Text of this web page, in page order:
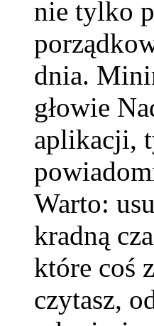
nie tylko
dnia.
głowie
aplikacji,
Warto:
kradną
które coś
czytasz,